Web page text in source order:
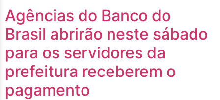
Agências do Banco do
Brasil abrirão neste sábado
para os servidores da
prefeitura receberem o
pagamento